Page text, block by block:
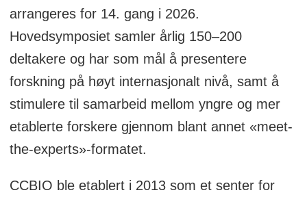
arrangeres for 14. gang i 2026.
Hovedsymposiet samler årlig 150–200
deltakere og har som mål å presentere
forskning på høyt internasjonalt nivå, samt å
stimulere til samarbeid mellom yngre og mer
etablerte forskere gjennom blant annet «meet-
the-experts»-formatet.
CCBIO ble etablert i 2013 som et senter for